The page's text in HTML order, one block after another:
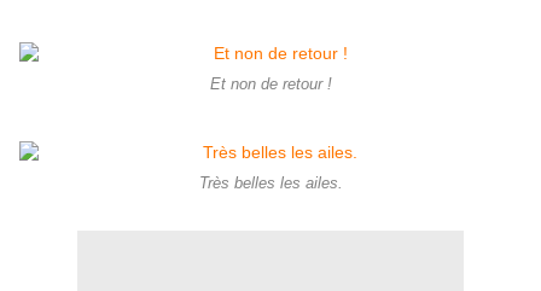
Et non de retour !
Très belles les ailes.